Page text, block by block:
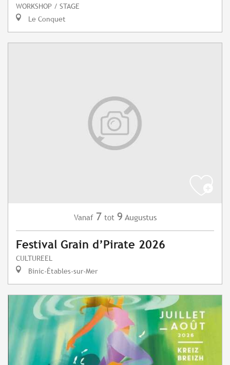
WORKSHOP / STAGE
Le Conquet
Vanaf 7 tot 9 Augustus
Festival Grain d’Pirate 2026
CULTUREEL
Binic-Étables-sur-Mer